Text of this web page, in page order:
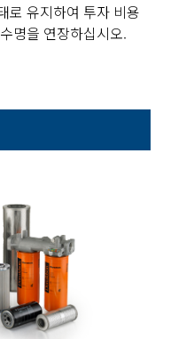
로 유지하여 투자 비용
명을 연장하십시오.